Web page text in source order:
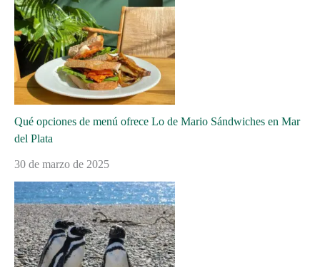
Qué opciones de menú ofrece Lo de Mario Sándwiches en Mar
del Plata
30 de marzo de 2025